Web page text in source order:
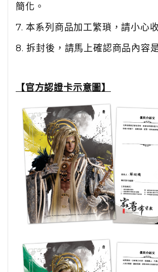
簡化。
7. 本系列商品加工繁瑣，請小心
8. 拆封後，請馬上確認商品內容
【官方認證卡示意圖】